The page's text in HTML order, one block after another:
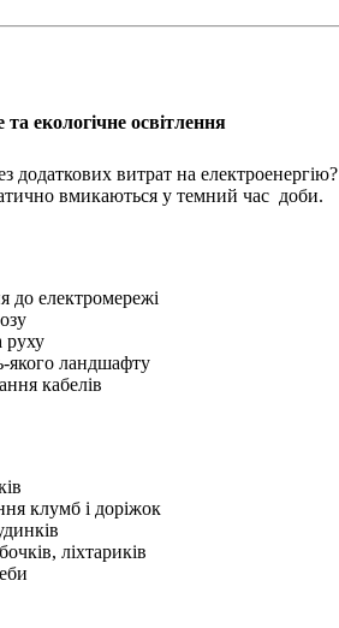
екологічне освітлення
додаткових витрат на електроенергію?
вмикаються у темний час доби.
до електромережі
руху
якого ландшафту
кабелів
клумб і доріжок
ліхтариків